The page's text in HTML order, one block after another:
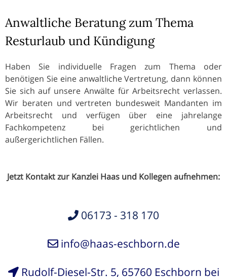
Anwaltliche Beratung zum Thema
Resturlaub und Kündigung
Haben Sie individuelle Fragen zum Thema oder
benötigen Sie eine anwaltliche Vertretung, dann können
Sie sich auf unsere Anwälte für Arbeitsrecht verlassen.
Wir beraten und vertreten bundesweit Mandanten im
Arbeitsrecht und verfügen über eine jahrelange
Fachkompetenz bei gerichtlichen und
außergerichtlichen Fällen.
Jetzt Kontakt zur Kanzlei Haas und Kollegen aufnehmen:
06173 - 318 170
info@haas-eschborn.de
Rudolf-Diesel-Str. 5, 65760 Eschborn bei